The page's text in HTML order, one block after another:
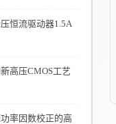
恒流驱动器1.5A
高压CMOS工艺
率因数校正的高